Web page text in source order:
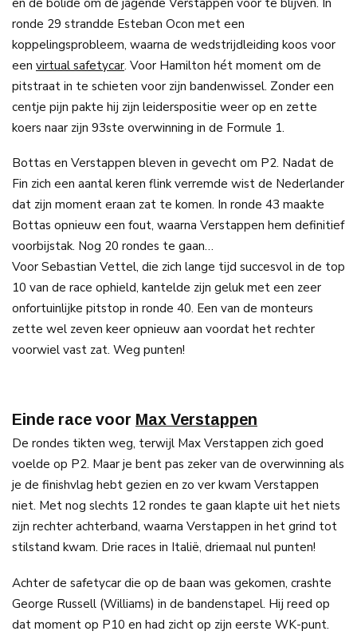
ronde 29 strandde Esteban Ocon met een
koppelingsprobleem, waarna de wedstrijdleiding koos voor
een virtual safetycar. Voor Hamilton hét moment om de
pitstraat in te schieten voor zijn bandenwissel. Zonder een
centje pijn pakte hij zijn leiderspositie weer op en zette
koers naar zijn 93ste overwinning in de Formule 1.
Bottas en Verstappen bleven in gevecht om P2. Nadat de
Fin zich een aantal keren flink verremde wist de Nederlander
dat zijn moment eraan zat te komen. In ronde 43 maakte
Bottas opnieuw een fout, waarna Verstappen hem definitief
voorbijstak. Nog 20 rondes te gaan…
Voor Sebastian Vettel, die zich lange tijd succesvol in de top
10 van de race ophield, kantelde zijn geluk met een zeer
onfortuinlijke pitstop in ronde 40. Een van de monteurs
zette wel zeven keer opnieuw aan voordat het rechter
voorwiel vast zat. Weg punten!
Einde race voor Max Verstappen
De rondes tikten weg, terwijl Max Verstappen zich goed
voelde op P2. Maar je bent pas zeker van de overwinning als
je de finishvlag hebt gezien en zo ver kwam Verstappen
niet. Met nog slechts 12 rondes te gaan klapte uit het niets
zijn rechter achterband, waarna Verstappen in het grind tot
stilstand kwam. Drie races in Italië, driemaal nul punten!
Achter de safetycar die op de baan was gekomen, crashte
George Russell (Williams) in de bandenstapel. Hij reed op
dat moment op P10 en had zicht op zijn eerste WK-punt.